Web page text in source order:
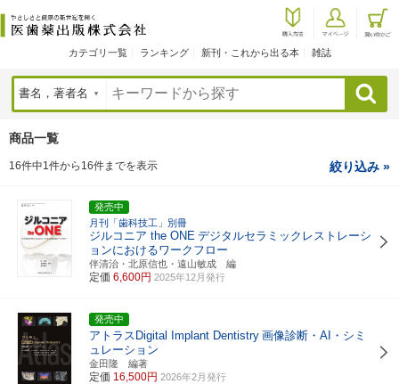
カテゴリ一覧 ランキング 新刊・これから出る本 雑誌
検索
商品一覧
16件中1件から16件までを表示 絞り込み »
発売中
月刊「歯科技工」別冊
ジルコニア the ONE デジタルセラミックレストレーシ
ョンにおけるワークフロー
伴清治・北原信也・遠山敏成 編
定価 6,600円 2025年12月発行
発売中
アトラスDigital Implant Dentistry 画像診断・AI・シミ
ュレーション
金田隆 編著
定価 16,500円 2026年2月発行